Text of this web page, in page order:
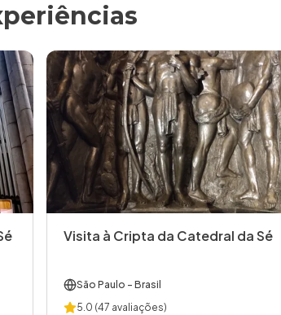
Visita à Cripta da Catedral da Sé
São Paulo - Brasil
5.0 (47 avaliações)